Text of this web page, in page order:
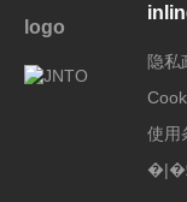
logo
隐私
使用
�|�